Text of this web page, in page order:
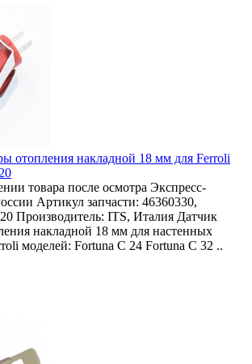
отопления накладной 18 мм для Ferroli
товара после осмотра Экспресс-
Артикул запчасти: 46360330,
Производитель: ITS, Италия Датчик
накладной 18 мм для настенных
моделей: Fortuna C 24 Fortuna C 32 ..